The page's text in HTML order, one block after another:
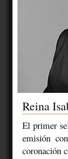
Reina
El primer
emisión
coronación